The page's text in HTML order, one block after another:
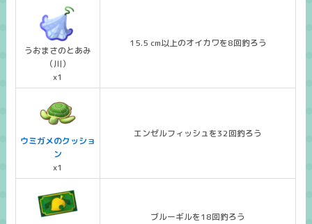
うおまさのとあみ
（川）
x1
15.5 cm以上のオイカワを8回釣ろう
ウミガメのクッショ
ン
x1
エンゼルフィッシュを32回釣ろう
ブルーギルを18回釣ろう